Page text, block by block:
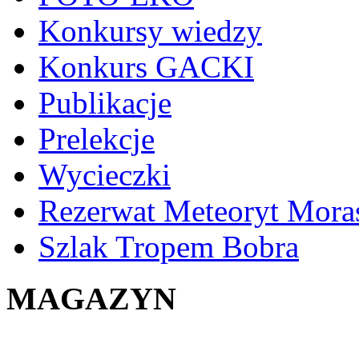
Konkursy wiedzy
Konkurs GACKI
Publikacje
Prelekcje
Wycieczki
Rezerwat Meteoryt
Szlak Tropem Bobra
MAGAZYN